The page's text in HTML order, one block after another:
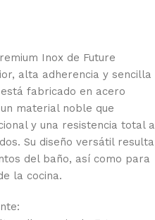
Inox de Future
alta adherencia y sencilla
fabricado en acero
material noble que
y una resistencia total a
Su diseño versátil resulta
del baño, así como para
la cocina.